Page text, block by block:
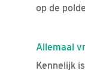
op de
Allemaal
Kennelijk